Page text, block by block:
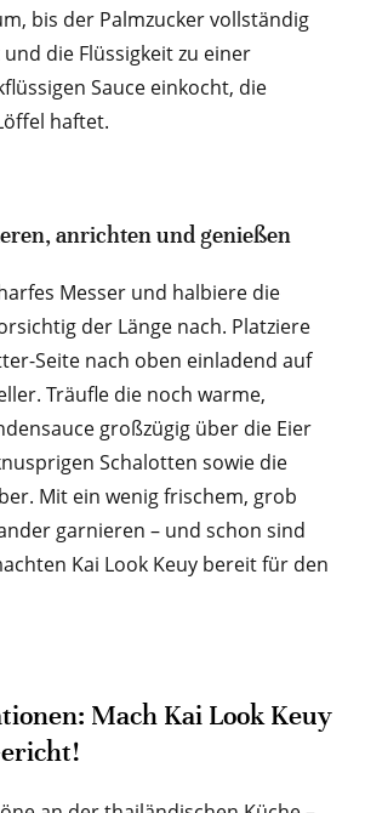
bis der Palmzucker vollständig
die Flüssigkeit zu einer
Sauce einkocht, die
haftet.
anrichten und genießen
Messer und halbiere die
der Länge nach. Platziere
Seite nach oben einladend auf
Träufle die noch warme,
großzügig über die Eier
Schalotten sowie die
Mit ein wenig frischem, grob
garnieren – und schon sind
Kai Look Keuy bereit für den
Mach Kai Look Keuy